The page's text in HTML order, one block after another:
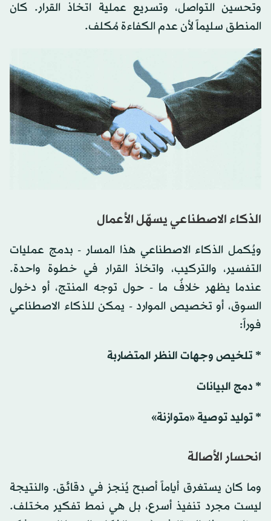
وتحسين التواصل، وتسريع عملية اتخاذ القرار. كان
المنطق سليماً لأن عدم الكفاءة مُكلف.
الذكاء الاصطناعي يسهّل الأعمال
ويُكمل الذكاء الاصطناعي هذا المسار - بدمج عمليات
التفسير، والتركيب، واتخاذ القرار في خطوة واحدة.
عندما يظهر خلافٌ ما - حول توجه المنتج، أو دخول
السوق، أو تخصيص الموارد - يمكن للذكاء الاصطناعي
فوراً:
* تلخيص وجهات النظر المتضاربة
* دمج البيانات
* توليد توصية «متوازنة»
انحسار الأصالة
وما كان يستغرق أياماً أصبح يُنجز في دقائق. والنتيجة
ليست مجرد تنفيذ أسرع، بل هي نمط تفكير مختلف.